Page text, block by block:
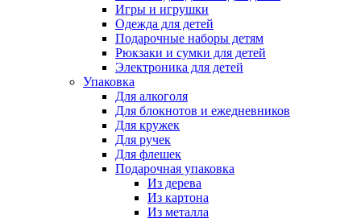
Игры и игрушки
Одежда для детей
Подарочные наборы детям
Рюкзаки и сумки для детей
Электроника для детей
Упаковка
Для алкоголя
Для блокнотов и ежедневников
Для кружек
Для ручек
Для флешек
Подарочная упаковка
Из дерева
Из картона
Из металла